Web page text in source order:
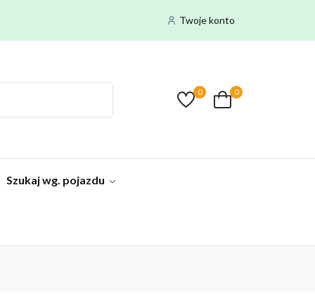
Twoje konto
0 0
Szukaj wg. pojazdu